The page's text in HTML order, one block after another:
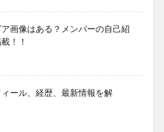
画像はある？メンバーの自己紹
！！
ール、経歴、最新情報を解